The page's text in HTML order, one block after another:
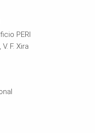
PERI
F. Xira